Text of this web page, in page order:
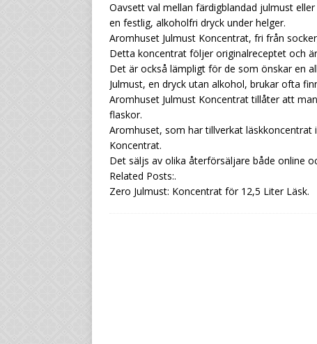
Oavsett val mellan färdigblandad julmust
en festlig, alkoholfri dryck under helger.
Aromhuset Julmust Koncentrat, fri från
Detta koncentrat följer originalreceptet och
Det är också lämpligt för de som önskar en
Julmust, en dryck utan alkohol, brukar ofta
Aromhuset Julmust Koncentrat tillåter att
flaskor.
Aromhuset, som har tillverkat läskkoncentrat
Koncentrat.
Det säljs av olika återförsäljare både online
Related Posts:.
Zero Julmust: Koncentrat för 12,5 Liter Läsk.